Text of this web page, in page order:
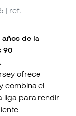
| ref.
años de la
90
ofrece
combina el
liga para rendir